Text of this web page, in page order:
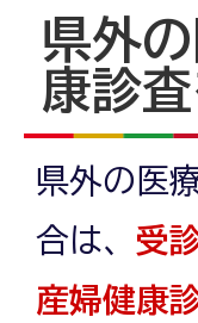
県外
康診
県外の医
合は、 受
産婦健康